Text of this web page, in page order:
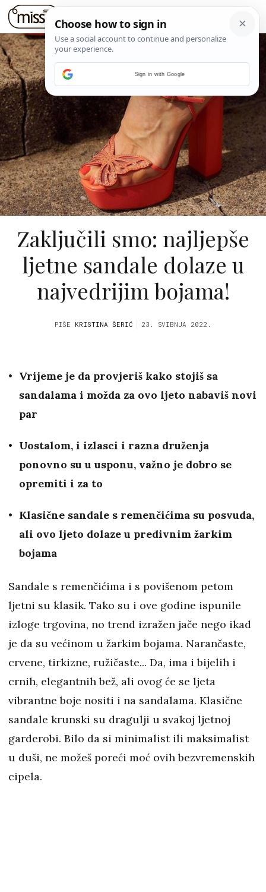
Zaključili smo: najljepše
ljetne sandale dolaze u
najvedrijim bojama!
PIŠE KRISTINA ŠERIĆ 23. SVIBNJA 2022.
Vrijeme je da provjeriš kako stojiš sa
sandalama i možda za ovo ljeto nabaviš novi
par
Uostalom, i izlasci i razna druženja
ponovno su u usponu, važno je dobro se
opremiti i za to
Klasične sandale s remenčićima su posvuda,
ali ovo ljeto dolaze u predivnim žarkim
bojama
Sandale s remenčićima i s povišenom petom
ljetni su klasik. Tako su i ove godine ispunile
izloge trgovina, no trend izražen jače nego ikad
je da su većinom u žarkim bojama. Narančaste,
crvene, tirkizne, ružičaste... Da, ima i bijelih i
crnih, elegantnih bež, ali ovog će se ljeta
vibrantne boje nositi i na sandalama. Klasične
sandale krunski su dragulji u svakoj ljetnoj
garderobi. Bilo da si minimalist ili maksimalist
u duši, ne možeš poreći moć ovih bezvremenskih
cipela.
Sign in with Google